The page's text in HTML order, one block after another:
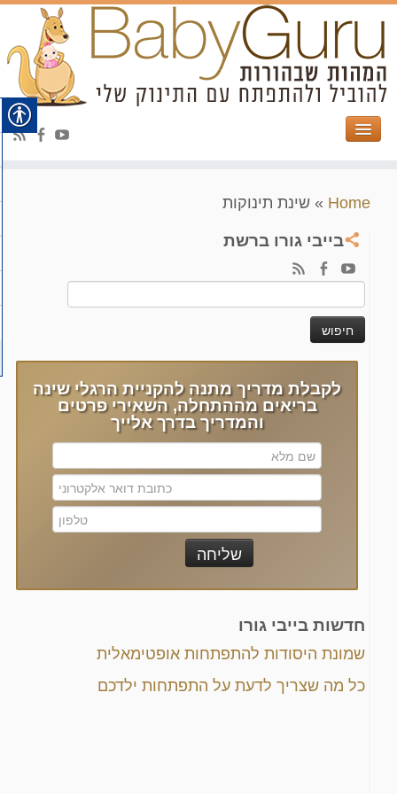
Home
» שינת תינוקות
בייבי גורו ברשת
לקבלת מדריך מתנה להקניית הרגלי שינה
בריאים מההתחלה, השאירי פרטים
והמדריך בדרך אלייך
חדשות בייבי גורו
שמונת היסודות להתפתחות אופטימאלית
כל מה שצריך לדעת על התפתחות ילדכם